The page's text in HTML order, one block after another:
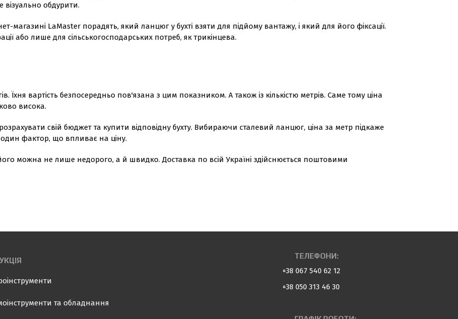
обдурити.
магазині LaMaster порадять, який ланцюг у бухті взяти для підйому вантажу, і який для його фіксації.
або лише для сільськогосподарських потреб, як трикінцева.
Їхня вартість безпосередньо пов'язана з цим показником. А також із кількістю метрів. Саме тому ціна
висока.
свій бюджет та купити відповідну бухту. Вибираючи сталевий ланцюг, ціна за метр підкаже
фактор, що впливає на ціну.
можна не лише недорого, а й швидко. Доставка по всій Україні здійснюється поштовими
та обладнання
ТЕЛЕФОНИ:
+38 067 540 62 12
+38 050 313 46 30